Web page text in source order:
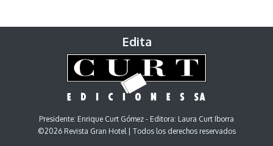
Edita
Presidente: Enrique Curt Gómez - Editora: Laura Curt Iborra
©2026 Revista Gran Hotel | Todos los derechos reservados